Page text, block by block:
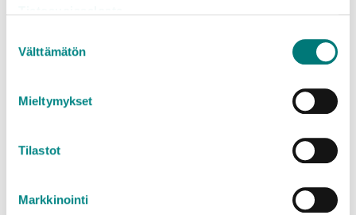
valinta
Välttämätön
Mieltymykset
Tilastot
Markkinointi